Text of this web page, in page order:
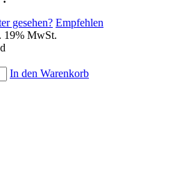
gesehen? Empfehlen
19% MwSt.
In den Warenkorb